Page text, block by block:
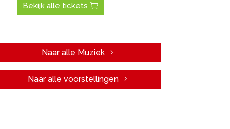
Bekijk alle tickets
Naar alle Muziek
Naar alle voorstellingen